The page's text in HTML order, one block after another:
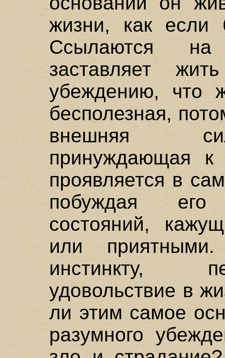
жизни, как
Ссылаются на
заставляет
убеждению, что
бесполезная,
внешняя
принуждающая к
проявляется в
побуждая его
состояний,
или
инстинкту,
удовольствие в
ли этим самое
разумного